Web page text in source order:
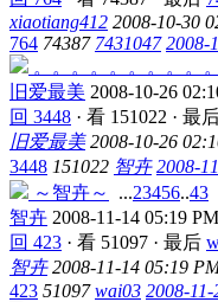
xiaotiang412 2008-10-30
764 74387 7431047 2008-
。。。。。。。。。
旧爱最美 2008-10-26
回 3448 · 看 151022 · 最
旧爱最美 2008-10-26
3448 151022 智卉 2008-
～智卉～
...23456..43
智卉 2008-11-14 05:19 PM
回 423 · 看 51097 · 最后
智卉 2008-11-14 05:19
423 51097 wai03 2008-